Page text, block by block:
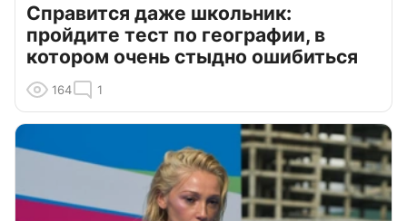
Справится даже школьник:
пройдите тест по географии, в
котором очень стыдно ошибиться
164 1